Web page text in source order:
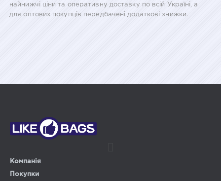
найнижчі ціни та оперативну доставку по всій Україні, а
для оптових покупців передбачені додаткові знижки.
Компанія
Покупки